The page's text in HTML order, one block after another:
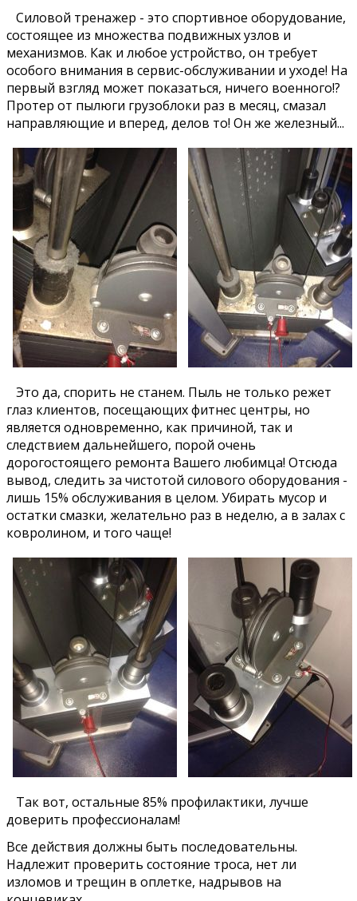
Силовой тренажер - это спортивное оборудование,
состоящее из множества подвижных узлов и
механизмов. Как и любое устройство, он требует
особого внимания в сервис-обслуживании и уходе! На
первый взгляд может показаться, ничего военного!?
Протер от пылюги грузоблоки раз в месяц, смазал
направляющие и вперед, делов то! Он же железный...
Это да, спорить не станем. Пыль не только режет
глаз клиентов, посещающих фитнес центры, но
является одновременно, как причиной, так и
следствием дальнейшего, порой очень
дорогостоящего ремонта Вашего любимца! Отсюда
вывод, следить за чистотой силового оборудования -
лишь 15% обслуживания в целом. Убирать мусор и
остатки смазки, желательно раз в неделю, а в залах с
ковролином, и того чаще!
Так вот, остальные 85% профилактики, лучше
доверить профессионалам!
Все действия должны быть последовательны.
Надлежит проверить состояние троса, нет ли
изломов и трещин в оплетке, надрывов на